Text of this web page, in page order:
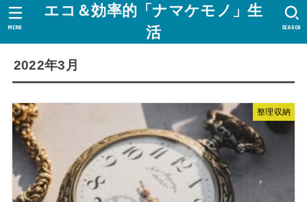
エコ＆効率的「ナマケモノ」生
活
SEARCH
MENU
2022年3月
整理収納